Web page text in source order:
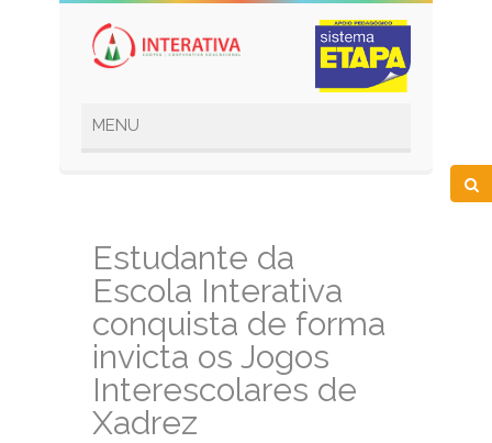
Estudante da
Escola Interativa
conquista de forma
invicta os Jogos
Interescolares de
Xadrez